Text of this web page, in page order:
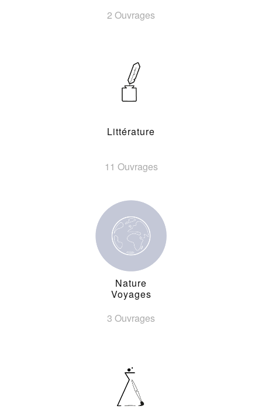
2 Ouvrages
Littérature
11 Ouvrages
Nature
Voyages
3 Ouvrages